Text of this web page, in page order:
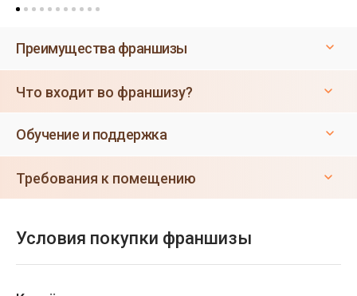
Преимущества франшизы
Что входит во франшизу?
Обучение и поддержка
Требования к помещению
Условия покупки франшизы